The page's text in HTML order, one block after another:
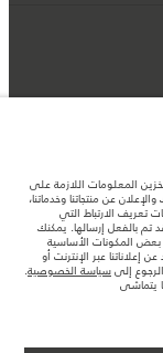
الاتحاد الأوروبي. قد
كما أن هذه
الموصلات يؤثر حاليًا
هذا ظرف ديناميكي
المواصفات الحالية
يرجى استشارة وكيلك الذي
المعلومات اللازمة على
عن منتجاتنا وخدماتنا،
تعريف الارتباط التي
تم بالفعل إرسالها. يمكنك
بعض المكونات الأساسية
عبر الإنترنت أو
إلى سياسة الخصوصية.
يتماشى